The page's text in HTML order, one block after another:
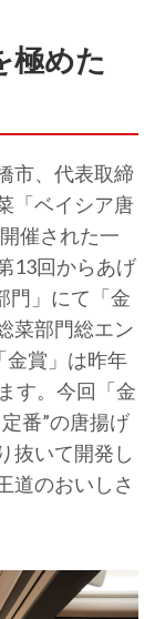
極めた
市、代表取締
「ベイシア唐
催された一
13回からあげ
」にて「金
菜部門総エン
金賞」は昨年
す。今回「金
番”の唐揚げ
抜いて開発し
道のおいしさ